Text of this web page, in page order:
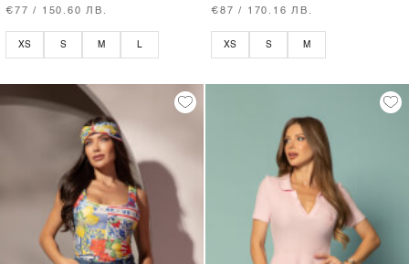
€77 / 150.60 ЛВ.
XS S M L
€87 / 170.16 ЛВ.
XS S M